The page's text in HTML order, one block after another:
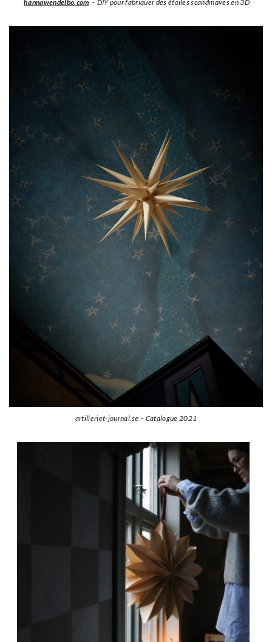
hannawendelbo.com – DIY pour fabriquer des étoiles scandinaves en 3D
artilleriet-journal.se – Catalogue 2021